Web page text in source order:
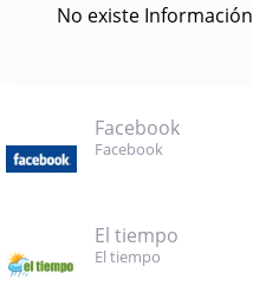
No existe Información
Facebook
Facebook
El tiempo
El tiempo